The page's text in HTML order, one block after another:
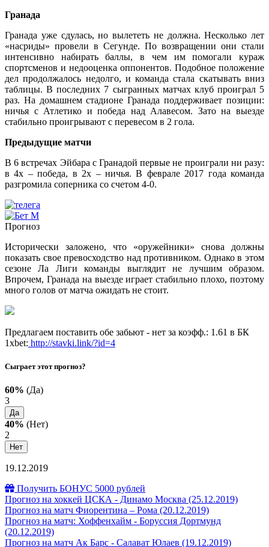
Гранада
Гранада уже сдулась, но вылететь не должна. Несколько лет
«насриды» провели в Сегунде. По возвращении они стали
интенсивно набирать баллы, в чем им помогали кураж
спортсменов и недооценка оппонентов. Подобное положение
дел продолжалось недолго, и команда стала скатывать вниз
таблицы. В последних 7 сыгранных матчах клуб проиграл 5
раз. На домашнем стадионе Гранада поддерживает позиции:
ничья с Атлетико и победа над Алавесом. Зато на выезде
стабильно проигрывают с перевесом в 2 гола.
Предыдущие матчи
В 6 встречах Эйбара с Гранадой первые не проиграли ни разу:
в 4х – победа, в 2х – ничья. В феврале 2017 года команда
разгромила соперника со счетом 4-0.
Прогноз
Исторически заложено, что «оружейники» снова должны
показать свое превосходство над противником. Однако в этом
сезоне Ла Лиги команды выглядит не лучшим образом.
Впрочем, Гранада на выезде играет стабильно плохо, поэтому
много голов от матча ожидать не стоит.
Предлагаем поставить обе забьют - нет за коэфф.: 1.61 в БК
1xbet: http://stavki.link/?id=4
Сыграет этот прогноз?
60% (Да)
3
Да
40% (Нет)
2
Нет
19.12.2019
Получить БОНУС 5000 рублей
Прогноз на хоккей ЦСКА - Динамо Москва (25.12.2019)
Прогноз на матч Фиорентина – Рома (20.12.2019)
Прогноз на матч: Хоффенхайм - Боруссия Дортмунд
(20.12.2019)
Прогноз на матч Ак Барс - Салават Юлаев (19.12.2019)